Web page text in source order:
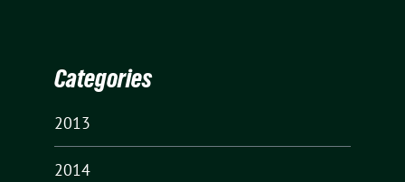
Categories
2013
2014